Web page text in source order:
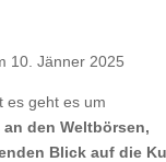
10. Jänner 2025
es geht es um
den Weltbörsen,
Blick auf die